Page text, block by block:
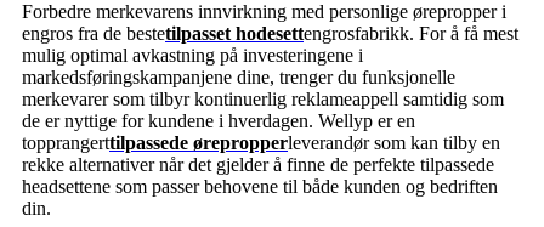
Forbedre merkevarens innvirkning med personlige ørepropper i
engros fra de bestetilpasset hodesettengrosfabrikk. For å få mest
mulig optimal avkastning på investeringene i
markedsføringskampanjene dine, trenger du funksjonelle
merkevarer som tilbyr kontinuerlig reklameappell samtidig som
de er nyttige for kundene i hverdagen. Wellyp er en
topprangerttilpassede ørepropperleverandør som kan tilby en
rekke alternativer når det gjelder å finne de perfekte tilpassede
headsettene som passer behovene til både kunden og bedriften
din.